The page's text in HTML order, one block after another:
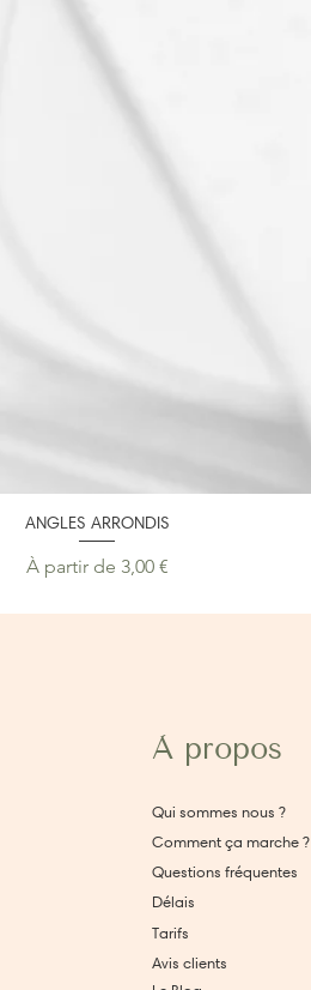
ANGLES ARRONDIS
À partir de 3,00 €
Prix promotionnel
À propos
Qui sommes nous ?
Comment ça marche ?
Questions fréquentes
Délais
Tarifs
Avis clients